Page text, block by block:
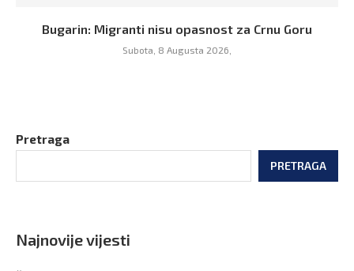
Bugarin: Migranti nisu opasnost za Crnu Goru
Subota, 8 Augusta 2026,
Pretraga
PRETRAGA
Najnovije vijesti